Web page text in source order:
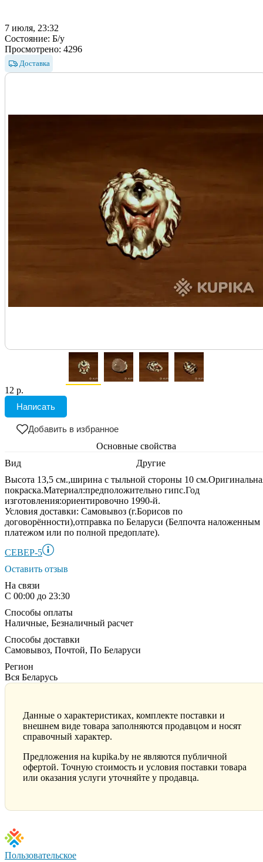
7 июля, 23:32
Состояние: Б/у
Просмотрено: 4296
Доставка
12 р.
Написать
Добавить в избранное
Основные свойства
Вид
Другие
Высота 13,5 см.,ширина с тыльной стороны 10
покраска.Материал:предположительно гипс.Год
изготовления:ориентировочно 1990-й.
Условия доставки: Самовывоз (г.Борисов по
договорённости),отправка по Беларуси (Белпочта наложенным
платежом или по полной предоплате).
СЕВЕР-5
Оставить отзыв
На связи
С 00:00 до 23:30
Способы оплаты
Наличные, Безналичный расчет
Способы доставки
Самовывоз, Почтой, По Беларуси
Регион
Вся Беларусь
Данные о характеристиках, комплекте поставки и
внешнем виде товара заполняются продавцом и носят
справочный характер.
Предложения на kupika.by не являются публичной
офертой. Точную стоимость и условия поставки товара
или оказания услуги уточняйте у продавца.
Пользовательское